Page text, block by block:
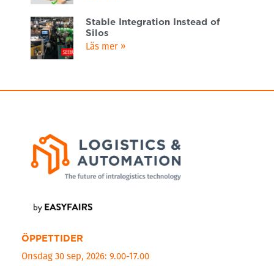
Stable Integration Instead of
Silos
Läs mer »
ÖPPETTIDER
Onsdag 30 sep, 2026: 9.00-17.00